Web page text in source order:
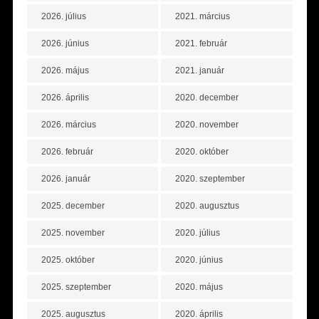
2026. július
2026. június
2026. május
2026. április
2026. március
2026. február
2026. január
2025. december
2025. november
2025. október
2025. szeptember
2025. augusztus
2021. március
2021. február
2021. január
2020. december
2020. november
2020. október
2020. szeptember
2020. augusztus
2020. július
2020. június
2020. május
2020. április